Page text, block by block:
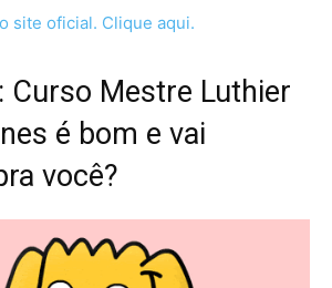
site oficial. Clique aqui.
Curso Mestre Luthier
é bom e vai
você?